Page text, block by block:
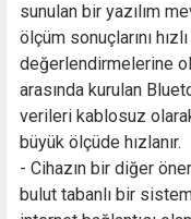
sunulan bir yazılım
ölçüm sonuçlarını
değerlendirmelerine
arasında kurulan
verileri kablosuz
büyük ölçüde hızlanır.
- Cihazın bir diğer
bulut tabanlı bir